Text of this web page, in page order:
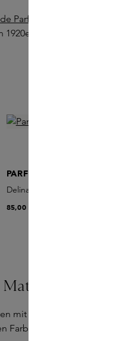
Parfum von Byredo
Jahren.
PARFUMS DE MARLY
Delina Candle
85,00 €
Lipstick Trio
mit einem
Farbtönen für jeden Anlass.